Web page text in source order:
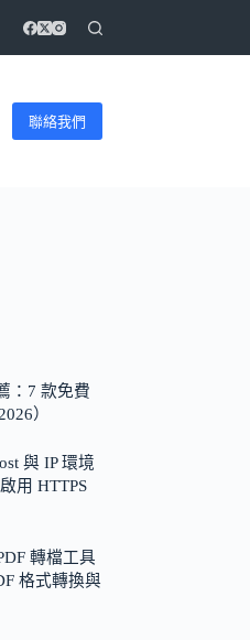
聯絡我們
：7 款免費
）
與 IP 環境
用 HTTPS
轉檔工具
格式轉換與